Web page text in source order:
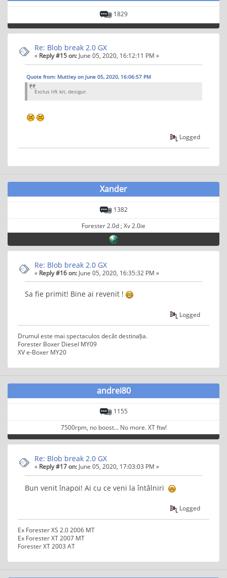
1829
Re: Blob break 2.0 GX
« Reply #15 on: June 05, 2020, 16:12:11 PM »
Quote from: Muttley on June 05, 2020, 16:06:57 PM
Exclus lift kit, desigur.
Logged
Xander
1382
Forester 2.0d ; Xv 2.0ie
Re: Blob break 2.0 GX
« Reply #16 on: June 05, 2020, 16:35:32 PM »
Sa fie primit! Bine ai revenit !
Logged
Drumul este mai spectaculos decât destinația.
Forester Boxer Diesel MY09
XV e-Boxer MY20
andrei80
1155
7500rpm, no boost... No more. XT ftw!
Re: Blob break 2.0 GX
« Reply #17 on: June 05, 2020, 17:03:03 PM »
Bun venit înapoi! Ai cu ce veni la întâlniri
Logged
Ex Forester XS 2.0 2006 MT
Ex Forester XT 2007 MT
Forester XT 2003 AT